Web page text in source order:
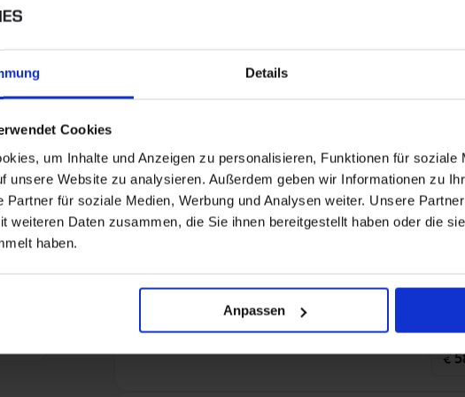
Details
Cookies
um Inhalte und Anzeigen zu personalisieren, Funktionen für soziale
unsere Website zu analysieren. Außerdem geben wir Informationen zu
Partner für soziale Medien, Werbung und Analysen weiter. Unsere
weiteren Daten zusammen, die Sie ihnen bereitgestellt haben oder die
haben.
Anpassen
38
27
72
5
was
Engeland vanaf Hamburg, Duitsland met de
Alleen Cruise
€